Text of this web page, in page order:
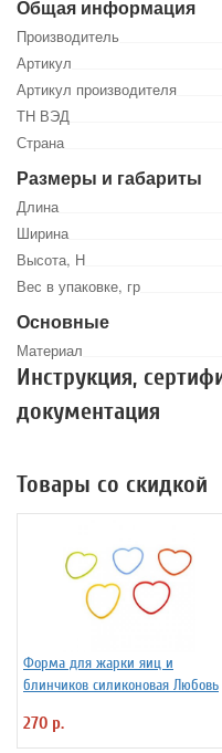
Общая информация
Производитель
Артикул
Артикул производителя
ТН ВЭД
Страна
Размеры и габариты
Длина
Ширина
Высота, Н
Вес в упаковке, гр
Основные
Материал
Инструкция,
документация
Товары со скидкой
Форма для жарки яиц и
блинчиков силиконовая Любовь
270 р.